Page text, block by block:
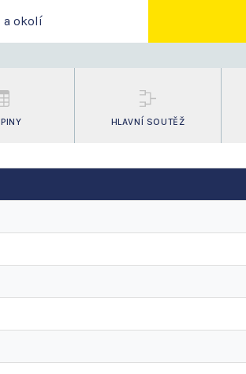
a okolí
HLAVNÍ SOUTĚŽ